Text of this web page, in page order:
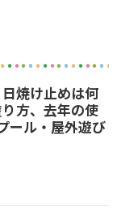
焼け止めは何
方、去年の使
ール・屋外遊び